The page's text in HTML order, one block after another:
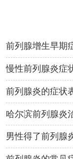
前列腺增生早期
析
慢性前列腺炎症
攻略
前列腺炎的症状
预防方法
哈尔滨前列腺炎
男性得了前列腺